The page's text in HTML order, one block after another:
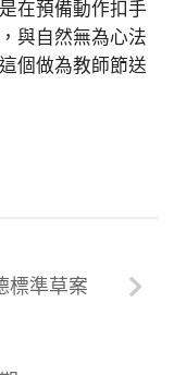
在預備動作扣手
與自然無為心法
個做為教師節送
標準草案